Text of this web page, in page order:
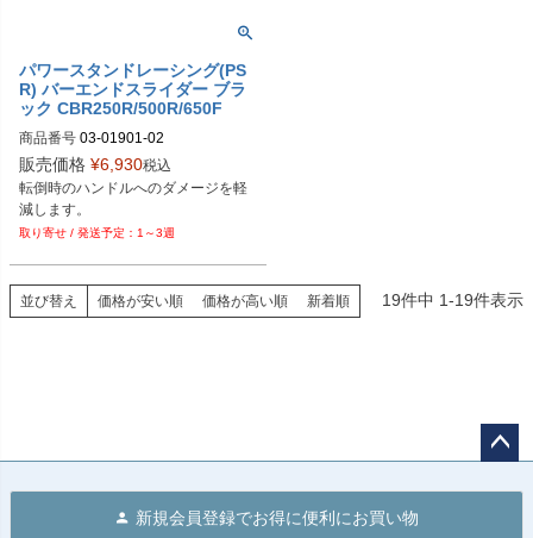
パワースタンドレーシング(PS
R) バーエンドスライダー ブラ
ック CBR250R/500R/650F
商品番号 03-01901-02
DragSpecialities型番：0634-0338
販売価格 ¥6,930税込
転倒時のハンドルへのダメージを軽
1～3週
並び替え 価格が安い順 価格が高い順 新着順 19件中 1-19件表示
新規会員登録でお得に便利にお買い物